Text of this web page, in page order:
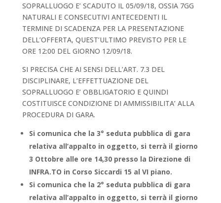
SOPRALLUOGO E’ SCADUTO IL 05/09/18, OSSIA 7GG
NATURALI E CONSECUTIVI ANTECEDENTI IL
TERMINE DI SCADENZA PER LA PRESENTAZIONE
DELL’OFFERTA, QUEST’ULTIMO PREVISTO PER LE
ORE 12:00 DEL GIORNO 12/09/18.
SI PRECISA CHE AI SENSI DELL’ART. 7.3 DEL
DISCIPLINARE, L’EFFETTUAZIONE DEL
SOPRALLUOGO E’ OBBLIGATORIO E QUINDI
COSTITUISCE CONDIZIONE DI AMMISSIBILITA’ ALLA
PROCEDURA DI GARA.
Si comunica che la 3° seduta pubblica di gara
relativa all’appalto in oggetto, si terrà il giorno
3 Ottobre alle ore 14,30 presso la Direzione di
INFRA.TO in Corso Siccardi 15 al VI piano.
Si comunica che la 2° seduta pubblica di gara
relativa all’appalto in oggetto, si terrà il giorno